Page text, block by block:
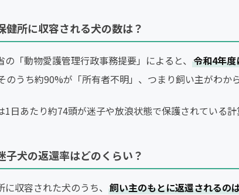
健所に収容される犬の数は？
の「動物愛護管理行政事務提要」によると、 令和4年
のうち約90%が「所有者不明」、つまり飼い主がわか
1日あたり約74頭が迷子や放浪状態で保護されている
子犬の返還率はどのくらい？
に収容された犬のうち、 飼い主のもとに返還されるの